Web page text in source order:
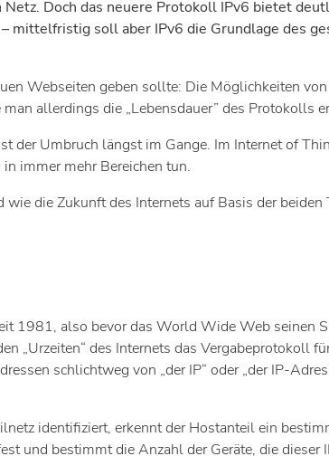
Doch das neuere Protokoll IPv6 bietet
soll aber IPv6 die Grundlage des
Webseiten geben sollte: Die Möglichkeiten
allerdings die „Lebensdauer” des Protokolls
der Umbruch längst im Gange. Im Internet of
immer mehr Bereichen tun.
die Zukunft des Internets auf Basis der beiden
1981, also bevor das World Wide Web seinen
„Urzeiten“ des Internets das Vergabeprotokoll
schlichtweg von „der IP“ oder „der IP-
identifiziert, erkennt der Hostanteil ein
und bestimmt die Anzahl der Geräte, die dieser